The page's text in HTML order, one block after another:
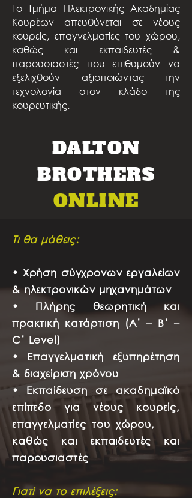
Το Τμήμα Ηλεκτρονικής Ακαδημίας
Κουρέων απευθύνεται σε νέους
κουρείς, επαγγελματίες του χώρου,
καθώς και εκπαιδευτές &
παρουσιαστές που επιθυμούν να
εξελιχθούν αξιοποιώντας την
τεχνολογία στον κλάδο της
κουρευτικής.
DALTON
BROTHERS
ONLINE
Τι θα μάθεις:
• Χρήση σύγχρονων εργαλείων
& ηλεκτρονικών μηχανημάτων
• Πλήρης θεωρητική και
πρακτική κατάρτιση (Α’ – Β’ –
C’ Level)
• Επαγγελματική εξυπηρέτηση
& διαχείριση χρόνου
• Εκπαίδευση σε ακαδημαϊκό
επίπεδο για νέους κουρείς,
επαγγελματίες του χώρου,
καθώς και εκπαιδευτές και
παρουσιαστές
Γιατί να το επιλέξεις: